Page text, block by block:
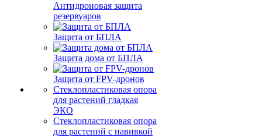
Антидроновая защита
резервуаров
Защита от БПЛА
Защита дома от БПЛА
Защита от FPV-дронов
Стеклопластиковая опора
для растений гладкая
ЭКО
Стеклопластиковая опора
для растений с навивкой